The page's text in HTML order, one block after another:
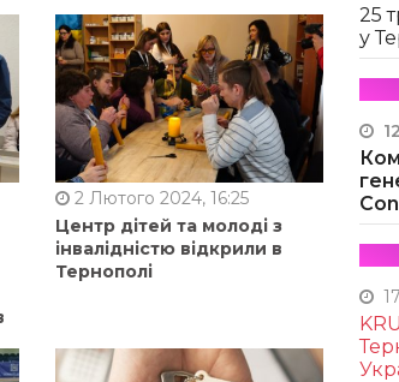
2 Лютого 2024, 16:25
Центр дітей та молоді з
інвалідністю відкрили в
Тернополі
25
у